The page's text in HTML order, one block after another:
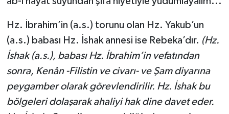
Hz. İbrahim’in (a.s.) torunu olan Hz. Yakub’un
(a.s.) babası Hz. İshak annesi ise Rebeka’dır. (Hz.
İshak (a.s.), babası Hz. İbrahim’in vefatından
sonra, Kenân -Filistin ve civarı- ve Şam diyarına
peygamber olarak görevlendirilir. Hz. İshak bu
bölgeleri dolaşarak ahaliyi hak dine davet eder.